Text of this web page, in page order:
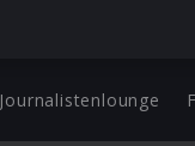
Journalistenlounge